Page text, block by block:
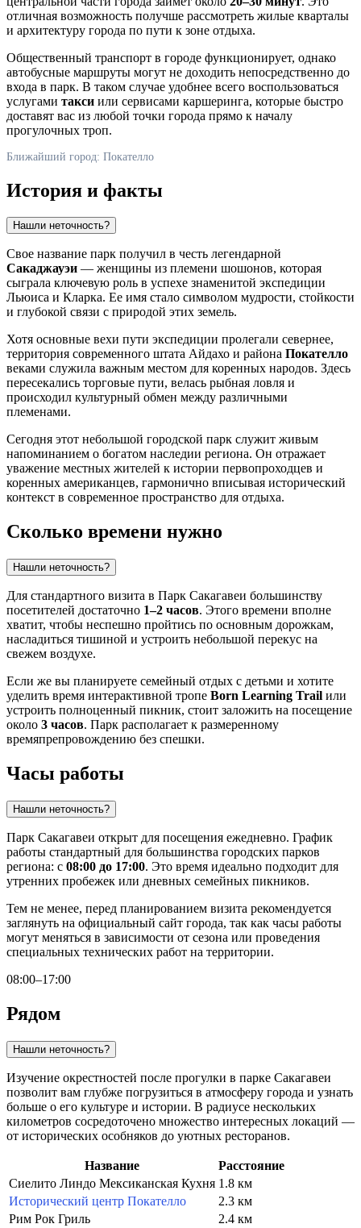
отличная возможность получше рассмотреть жилые кварталы
и архитектуру города по пути к зоне отдыха.
Общественный транспорт в городе функционирует, однако
автобусные маршруты могут не доходить непосредственно до
входа в парк. В таком случае удобнее всего воспользоваться
услугами такси или сервисами каршеринга, которые быстро
доставят вас из любой точки города прямо к началу
прогулочных троп.
Ближайший город: Покателло
История и факты
Нашли неточность?
Свое название парк получил в честь легендарной
Сакаджауэи — женщины из племени шошонов, которая
сыграла ключевую роль в успехе знаменитой экспедиции
Льюиса и Кларка. Ее имя стало символом мудрости, стойкости
и глубокой связи с природой этих земель.
Хотя основные вехи пути экспедиции пролегали севернее,
территория современного штата Айдахо и района Покателло
веками служила важным местом для коренных народов. Здесь
пересекались торговые пути, велась рыбная ловля и
происходил культурный обмен между различными
племенами.
Сегодня этот небольшой городской парк служит живым
напоминанием о богатом наследии региона. Он отражает
уважение местных жителей к истории первопроходцев и
коренных американцев, гармонично вписывая исторический
контекст в современное пространство для отдыха.
Сколько времени нужно
Нашли неточность?
Для стандартного визита в Парк Сакагавеи большинству
посетителей достаточно 1–2 часов. Этого времени вполне
хватит, чтобы неспешно пройтись по основным дорожкам,
насладиться тишиной и устроить небольшой перекус на
свежем воздухе.
Если же вы планируете семейный отдых с детьми и хотите
уделить время интерактивной тропе Born Learning Trail или
устроить полноценный пикник, стоит заложить на посещение
около 3 часов. Парк располагает к размеренному
времяпрепровождению без спешки.
Часы работы
Нашли неточность?
Парк Сакагавеи открыт для посещения ежедневно. График
работы стандартный для большинства городских парков
региона: с 08:00 до 17:00. Это время идеально подходит для
утренних пробежек или дневных семейных пикников.
Тем не менее, перед планированием визита рекомендуется
заглянуть на официальный сайт города, так как часы работы
могут меняться в зависимости от сезона или проведения
специальных технических работ на территории.
08:00–17:00
Рядом
Нашли неточность?
Изучение окрестностей после прогулки в парке Сакагавеи
позволит вам глубже погрузиться в атмосферу города и узнать
больше о его культуре и истории. В радиусе нескольких
километров сосредоточено множество интересных локаций —
от исторических особняков до уютных ресторанов.
Название
Расстояние
Сиелито Линдо Мексиканская Кухня 1.8 км
Исторический центр Покателло
2.3 км
Рим Рок Гриль
2.4 км